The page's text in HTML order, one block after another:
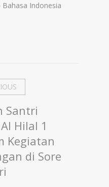
Indonesia
Santri
Hilal 1
Kegiatan
di Sore